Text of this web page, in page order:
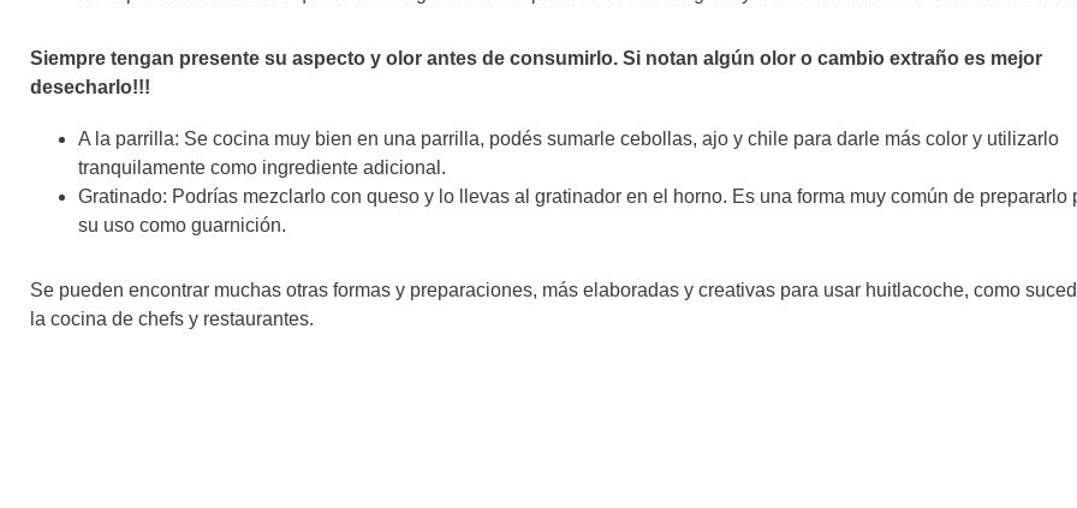
Siempre tengan presente su aspecto y olor antes de consumirlo. Si notan algún olor o cambio extraño es mejor
desecharlo!!!
A la parrilla: Se cocina muy bien en una parrilla, podés sumarle cebollas, ajo y chile para darle más color y utilizarlo
tranquilamente como ingrediente adicional.
Gratinado: Podrías mezclarlo con queso y lo llevas al gratinador en el horno. Es una forma muy común de prepararlo
su uso como guarnición.
Se pueden encontrar muchas otras formas y preparaciones, más elaboradas y creativas para usar huitlacoche, como
la cocina de chefs y restaurantes.